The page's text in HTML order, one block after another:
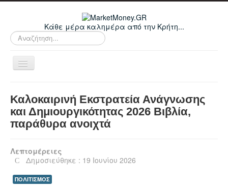
Κάθε μέρα καλημέρα από την Κρήτη...
Αναζήτηση...
Εναλλαγή
Οικονομικά
Κρήτη
Ε.Ε.
Κόσμος
Καλοκαιρινή Εκστρατεία Ανάγνωσης
και Δημιουργικότητας 2026 Βιβλία,
παράθυρα ανοιχτά
Λεπτομέρειες
Δημοσιεύθηκε : 19 Ιουνίου 2026
ΠΟΛΙΤΙΣΜΟΣ